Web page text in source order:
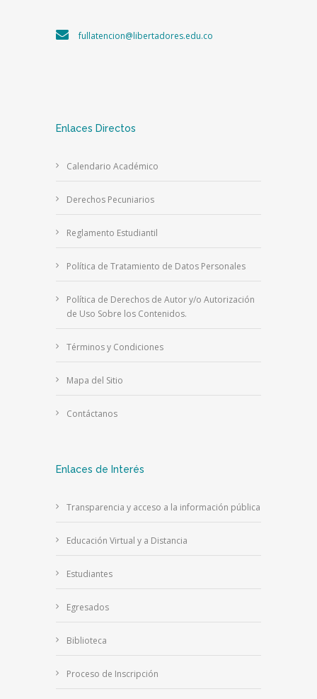
fullatencion@libertadores.edu.co
Enlaces Directos
Calendario Académico
Derechos Pecuniarios
Reglamento Estudiantil
Política de Tratamiento de Datos Personales
Política de Derechos de Autor y/o Autorización
de Uso Sobre los Contenidos.
Términos y Condiciones
Mapa del Sitio
Contáctanos
Enlaces de Interés
Transparencia y acceso a la información pública
Educación Virtual y a Distancia
Estudiantes
Egresados
Biblioteca
Proceso de Inscripción